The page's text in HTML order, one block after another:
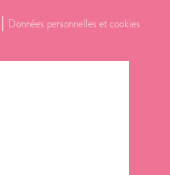
Données personnelles et cookies